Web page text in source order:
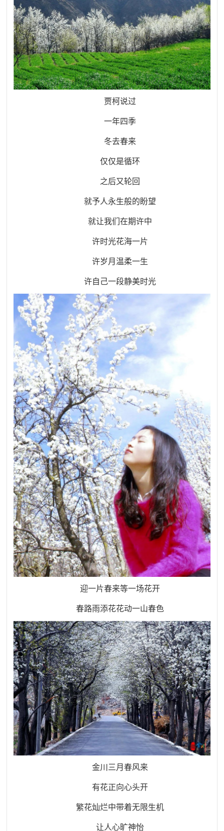
贾柯说过
一年四季
冬去春来
仅仅是循环
之后又轮回
就予人永生般的盼望
就让我们在期许中
许时光花海一片
许岁月温柔一生
许自己一段静美时光
迎一片春来等一场花开
春路雨添花花动一山春色
金川三月春风来
有花正向心头开
繁花灿烂中带着无限生机
让人心旷神怡